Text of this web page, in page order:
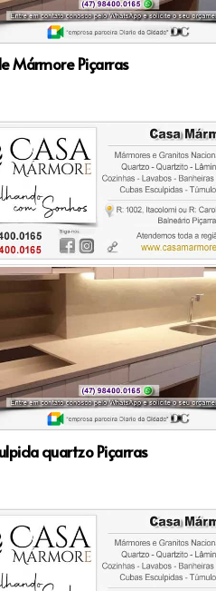
Mármore Piçarras
quartzo Piçarras